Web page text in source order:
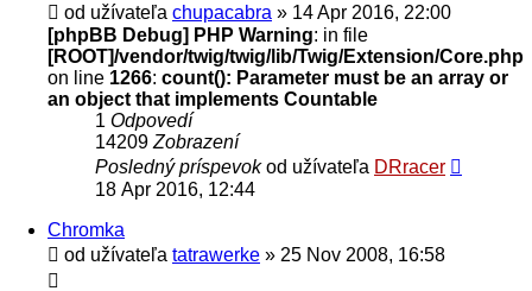
od užívateľa chupacabra » 14 Apr 2016, 22:00
[phpBB Debug] PHP Warning: in file
[ROOT]/vendor/twig/twig/lib/Twig/Extension/Core.php
on line 1266: count(): Parameter must be an array or
an object that implements Countable
1 Odpovedí
14209 Zobrazení
Posledný príspevokod užívateľa DRracer
18 Apr 2016, 12:44
Chromka
od užívateľa tatrawerke » 25 Nov 2008, 16:58